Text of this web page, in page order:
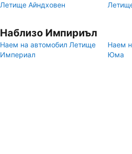
Летище Айндховен
Наблизо Импириъл
Наем на автомобил Летище
Империал
Наем
Юма